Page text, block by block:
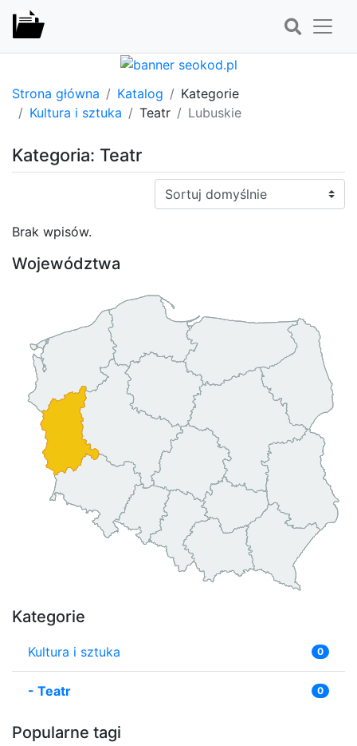
Strona główna Katalog
Kategorie
Kultura i sztuka
Teatr Lubuskie
Kategoria: Teatr
Sortuj:
Brak wpisów.
Województwa
Kategorie
Kultura i sztuka 0
- Teatr 0
Popularne tagi